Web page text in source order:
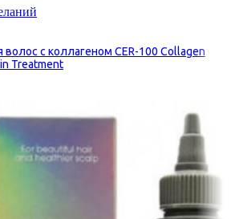
волос с коллагеном CER-100 Collagen
Treatment